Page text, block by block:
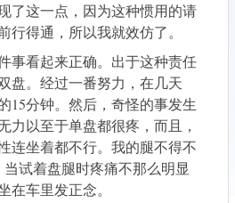
了这一点，因为这种惯用的请
行得通，所以我就效仿了。
事看起来正确。出于这种责任
盘。经过一番努力，在几天
15分钟。然后，奇怪的事发生
力以至于单盘都很疼，而且，
连坐着都不行。我的腿不得不
试着盘腿时疼痛不那么明显
在车里发正念。